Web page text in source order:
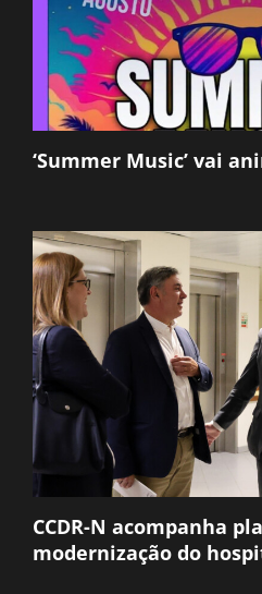
‘Summer Music’ vai
CCDR-N acompanha
modernização do